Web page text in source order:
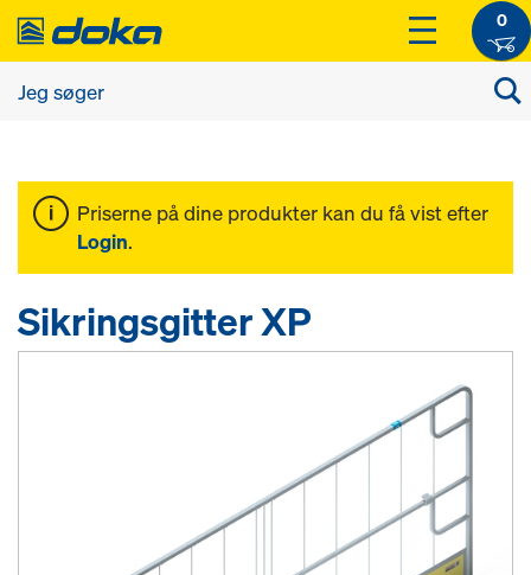
0
Priserne på dine produkter kan du få vist efter
Login.
Sikringsgitter XP